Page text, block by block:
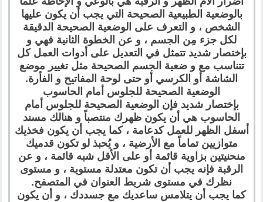
بالوضعية الطبيعية الصحيحة التي يجب أن يكون عليها
الشخص ، و التعرف على الوضعية الصحيحة الدقيقة
لكل جزء مِن الجسم ، و عن الخطوة الثانية فهي و
بإختصار شديد تتمثل في التعديل على أدوات العمل كل
تتناسب مع و ضعية الجسم الصحيحة مثل تغيير موضع
الشاشة أو الكرسي أو حتى لوحة المفاتيح و الفأرة.
الوضعية الصحيحة للجلوس أمام الحاسوب
بإختصار شديد فإن الوضعية الصحيحة للجلوس أمام
الحاسوب هي أن يكون ظهرك منتصباً و هنالك مسند
أسفل الظهر للعمل كدعامة ، كما يجب أن يكون فخذيك
متوازيين تماماً مع الأرضية ، و يُحبذ لو تكون قدميك
منحنيتين بزاوية قائمة أو على الأقل شبه قائمة ، و عن
الرقبة فإنه يجب أن تكون معتدلة مستوية ، و مستوى
نظرك في مستوى شريط العنوان في المتصفح.
كما يجب أن يتلامس ساعديك مع جسددك ، و أن يكون